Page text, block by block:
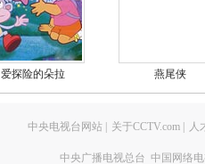
爱探险的朵拉 燕尾侠
中央电视台网站 关于CCTV.com 人
中央广播电视总台 中国网络